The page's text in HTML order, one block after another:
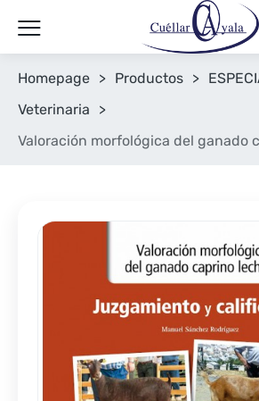
Homepage > Productos >
Veterinaria
>
Valoración morfológica del ganado